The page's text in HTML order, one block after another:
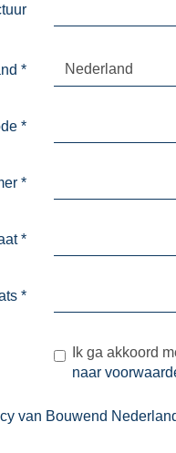
* Nederland
*
*
*
*
Ik ga akkoord
naar
van Bouwend